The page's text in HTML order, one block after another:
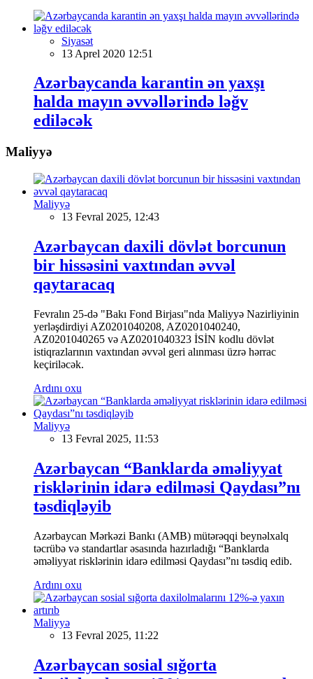
Siyasət
13 Aprel 2020 12:51
Azərbaycanda karantin ən yaxşı
halda mayın əvvəllərində ləğv
ediləcək
Maliyyə
Maliyyə
13 Fevral 2025, 12:43
Azərbaycan daxili dövlət borcunun
bir hissəsini vaxtından əvvəl
qaytaracaq
Fevralın 25-də "Bakı Fond Birjası"nda Maliyyə Nazirliyinin
yerləşdirdiyi AZ0201040208, AZ0201040240,
AZ0201040265 və AZ0201040323 İSİN kodlu dövlət
istiqrazlarının vaxtından əvvəl geri alınması üzrə hərrac
keçiriləcək.
Ardını oxu
Maliyyə
13 Fevral 2025, 11:53
Azərbaycan “Banklarda əməliyyat
risklərinin idarə edilməsi Qaydası”nı
təsdiqləyib
Azərbaycan Mərkəzi Bankı (AMB) mütərəqqi beynəlxalq
təcrübə və standartlar əsasında hazırladığı “Banklarda
əməliyyat risklərinin idarə edilməsi Qaydası”nı təsdiq edib.
Ardını oxu
Maliyyə
13 Fevral 2025, 11:22
Azərbaycan sosial sığorta